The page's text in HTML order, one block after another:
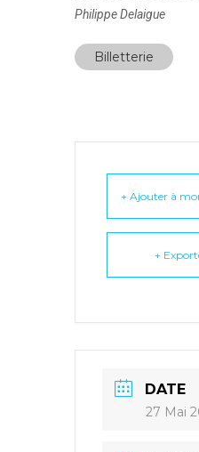
Philippe Delaigue
Billetterie
+ Ajouter à
+
DATE
27 Mai